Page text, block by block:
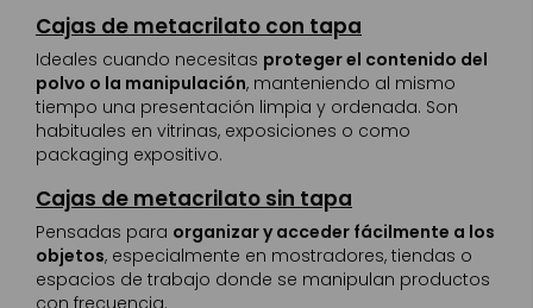
Cajas de metacrilato con tapa
Ideales cuando necesitas proteger el contenido del
polvo o la manipulación, manteniendo al mismo
tiempo una presentación limpia y ordenada. Son
habituales en vitrinas, exposiciones o como
packaging expositivo.
Cajas de metacrilato sin tapa
Pensadas para organizar y acceder fácilmente a los
objetos, especialmente en mostradores, tiendas o
espacios de trabajo donde se manipulan productos
con frecuencia.